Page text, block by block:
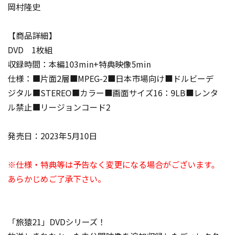
岡村隆史
【商品詳細】
DVD 1枚組
収録時間：本編103min+特典映像5min
仕様：■片面2層■MPEG-2■日本市場向け■ドルビーデ
ジタル■STEREO■カラー■画面サイズ16：9LB■レンタ
ル禁止■リージョンコード2
発売日：2023年5月10日
※仕様・特典等は予告なく変更になる場合がございます。
あらかじめご了承下さい。
「旅猿21」DVDシリーズ！